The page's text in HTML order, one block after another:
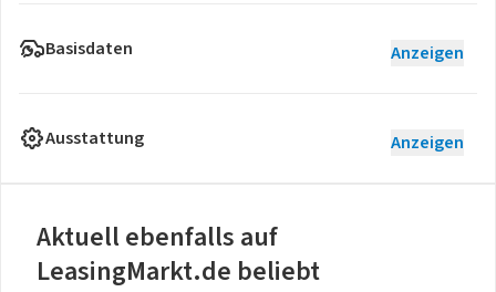
Basisdaten Anzeigen
Ausstattung Anzeigen
Aktuell ebenfalls auf
LeasingMarkt.de beliebt